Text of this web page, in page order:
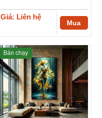
Giá: Liên hệ
Mua
Bán chạy